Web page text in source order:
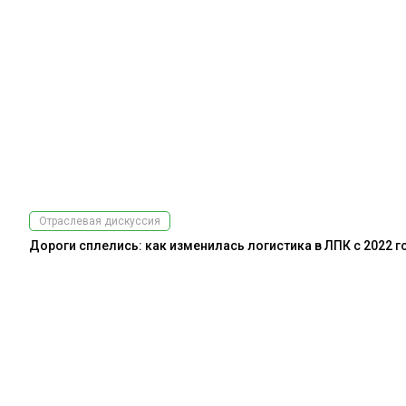
Отраслевая дискуссия
Дороги сплелись: как изменилась логистика в ЛПК с 2022